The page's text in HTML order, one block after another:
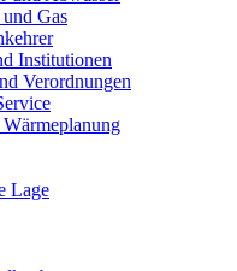
Gas
Institutionen
Verordnungen
Lage